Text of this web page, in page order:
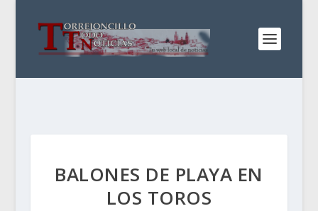
BALONES DE PLAYA EN
LOS TOROS